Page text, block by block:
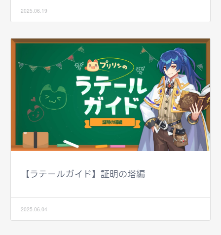
2025.06.19
【ラテールガイド】証明の塔編
2025.06.04